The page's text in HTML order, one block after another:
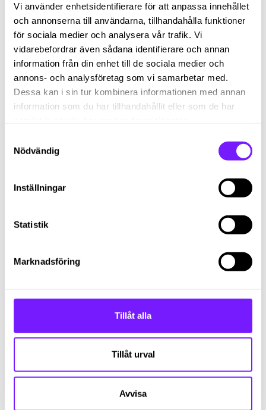
Vi använder enhetsidentifierare för att anpassa innehållet
och annonserna till användarna, tillhandahålla funktioner
för sociala medier och analysera vår trafik. Vi
vidarebefordrar även sådana identifierare och annan
information från din enhet till de sociala medier och
annons- och analysföretag som vi samarbetar med.
Dessa kan i sin tur kombinera informationen med annan
information som du har tillhandahållit eller som de har
Nödvändig
Inställningar
Statistik
Marknadsföring
Tillåt alla
Tillåt urval
Avvisa
Lönekartläggning,
rapporteringskrav och åtgärder
Företag med mer än 10 anställda måste genomföra
årliga lönekartläggningar för att identifiera och
åtgärda osakliga löneskillnader mellan könen.
Företag med 100–249 medarbetare ska rapportera
till Diskrimineringsombudsmannen (DO) var tredje
Företag med över 250 medarbetare ska årligen
rapportera till DO.
oförklarliga löneskillnader överstiger 5%, och
Direktiv om lönetransparens
sammanfattning:
minska orättvisa löneskillnader mellan könen och
främja jämställdhet på arbetsmarknaden.
Genom att kräva att arbetsgivare offentliggör lönedata
arbetstagare och fackföreningar ett starkare verktyg för
att utmana diskriminerande lönestruktur. Det förbättrar